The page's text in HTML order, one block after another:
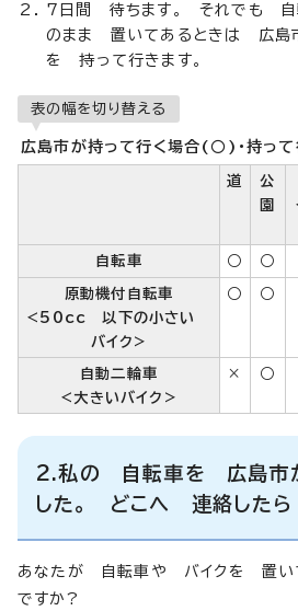
7日間 待ちます。 それでも
のまま 置いてあるときは 広島
を 持って行きます。
表の幅を切り替える
広島市が持って行く場合(○)・持っ
道
公
園
自転車 ○ ○
原動機付自転車
<50cc 以下の小さい
バイク>
○ ○
自動二輪車
<大きいバイク>
× ○
2.私の 自転車を 広島市
した。 どこへ 連絡した
あなたが 自転車や バイクを 置
ですか?